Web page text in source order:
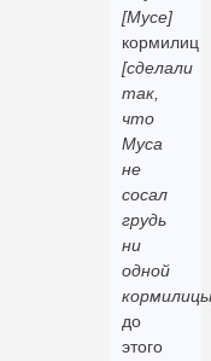
[Мусе]
кормилиц
[сделали
так,
что
Муса
не
сосал
грудь
ни
одной
до
этого